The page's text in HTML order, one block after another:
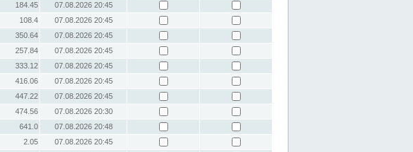
184.45
07.08.2026 20:45
108.4
07.08.2026 20:45
350.64
07.08.2026 20:45
257.84
07.08.2026 20:45
333.12
07.08.2026 20:45
416.06
07.08.2026 20:45
447.22
07.08.2026 20:45
474.56
07.08.2026 20:30
641.0
07.08.2026 20:48
2.05
07.08.2026 20:45